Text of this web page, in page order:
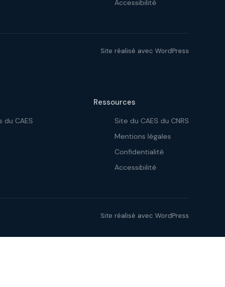
Accessibilité
Site réalisé avec WordPress
du CAES
Ressources
Site du CAES du CNRS
Mentions légales
Confidentialité
Accessibilité
Site réalisé avec WordPress